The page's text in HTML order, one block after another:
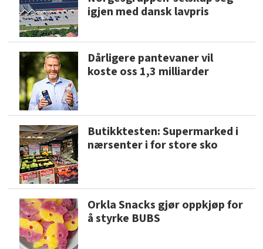
igjen med dansk lavpris
Dårligere pantevaner vil
koste oss 1,3 milliarder
Butikktesten: Supermarked i
nærsenter i for store sko
Orkla Snacks gjør oppkjøp for
å styrke BUBS